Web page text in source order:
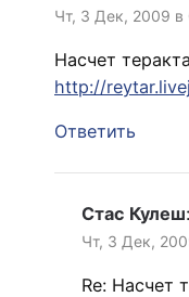
Чт, 3 Дек, 2009 в
Насчет теракта
http://
Ответить
Стас Кулеш:
Чт, 3 Дек,
Re: Насчет